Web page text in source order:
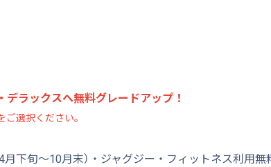
ラックスへ無料グレードアップ！
選択ください。
下旬～10月末）・ジャグジー・フィットネス利用無